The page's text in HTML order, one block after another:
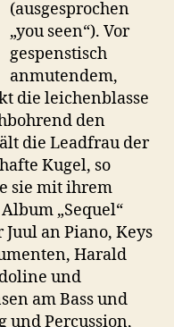
(ausgesprochen
„you seen“). Vor
gespenstisch
anmutendem,
die leichenblasse
den
die Leadfrau der
Kugel, so
sie mit ihrem
„Sequel“
an Piano, Keys
Harald
und
am Bass und
und Percussion,